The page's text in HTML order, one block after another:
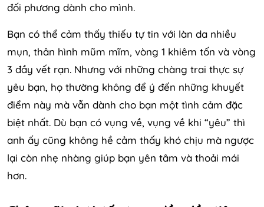
đối phương dành cho mình.
Bạn có thể cảm thấy thiếu tự tin với làn da nhiều
mụn, thân hình mũm mĩm, vòng 1 khiêm tốn và vòng
3 đầy vết rạn. Nhưng với những chàng trai thực sự
yêu bạn, họ thường không để ý đến những khuyết
điểm này mà vẫn dành cho bạn một tình cảm đặc
biệt nhất. Dù bạn có vụng về, vụng về khi “yêu” thì
anh ấy cũng không hề cảm thấy khó chịu mà ngược
lại còn nhẹ nhàng giúp bạn yên tâm và thoải mái
hơn.